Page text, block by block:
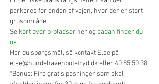
parkeres for enden af vejen, hvor der er stort
grusområde.
Se kort over p-pladser her og sådan finder du
os.
Har du spørgsmål, så kontakt Else på
else@hundehavenpotefryd.dk eller 40 85 50 38.
*Bonus: Fire gratis pasninger som skal